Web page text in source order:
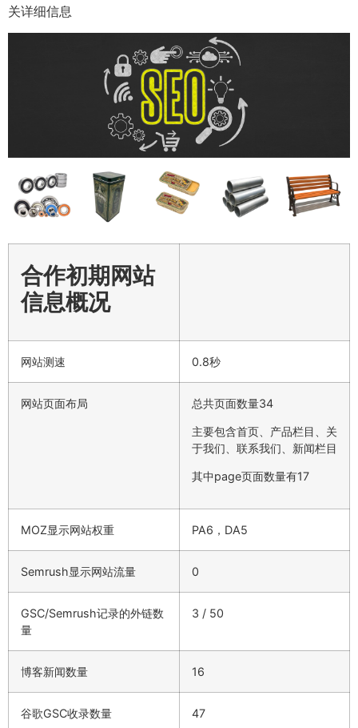
关详细信息
合作初期网站
信息概况
网站测速 0.8秒
网站页面布局 总共页面数量34
主要包含首页、产品栏目、关
于我们、联系我们、新闻栏目
其中page页面数量有17
MOZ显示网站权重 PA6，DA5
Semrush显示网站流量 0
GSC/Semrush记录的外链数
量
3 / 50
博客新闻数量 16
谷歌GSC收录数量 47